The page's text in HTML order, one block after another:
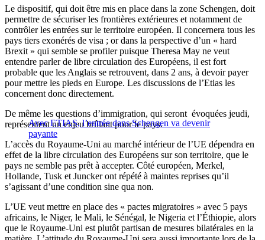
Le dispositif, qui doit être mis en place dans la zone Schengen, doit
permettre de sécuriser les frontières extérieures et notamment de
contrôler les entrées sur le territoire européen. Il concernera tous les
pays tiers exonérés de visa ; or dans la perspective d’un « hard
Brexit » qui semble se profiler puisque Theresa May ne veut
entendre parler de libre circulation des Européens, il est fort
probable que les Anglais se retrouvent, dans 2 ans, à devoir payer
pour mettre les pieds en Europe. Les discussions de l’Etias les
concernent donc directement.
Avec ETIAS, l’entrée dans Schengen va devenir
payante
De même les questions d’immigration, qui seront évoquées jeudi,
représentent un enjeu brûlant pour le pays.
L’accès du Royaume-Uni au marché intérieur de l’UE dépendra en
effet de la libre circulation des Européens sur son territoire, que le
pays ne semble pas prêt à accepter. Côté européen, Merkel,
Hollande, Tusk et Juncker ont répété à maintes reprises qu’il
s’agissant d’une condition sine qua non.
L’UE veut mettre en place des « pactes migratoires » avec 5 pays
africains, le Niger, le Mali, le Sénégal, le Nigeria et l’Éthiopie, alors
que le Royaume-Uni est plutôt partisan de mesures bilatérales en la